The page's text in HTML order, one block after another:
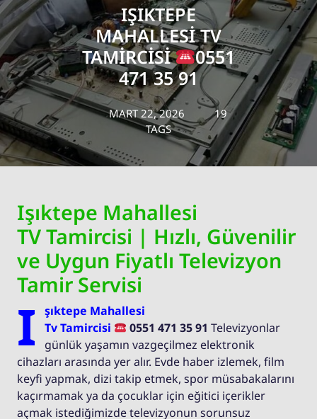
IŞIKTEPE
MAHALLESI TV
TAMIRCISI
0551
471 35 91
MART 22, 2026
19
TAGS
Işıktepe Mahallesi
TV Tamircisi | Hızlı, Güvenilir
ve Uygun Fiyatlı Televizyon
Tamir Servisi
I
şıktepe Mahallesi
Tv Tamircisi
0551 471 35 91Televizyonlar
günlük yaşamın vazgeçilmez elektronik
cihazları arasında yer alır. Evde haber izlemek, film
keyfi yapmak, dizi takip etmek, spor müsabakalarını
kaçırmamak ya da çocuklar için eğitici içerikler
açmak istediğimizde televizyonun sorunsuz